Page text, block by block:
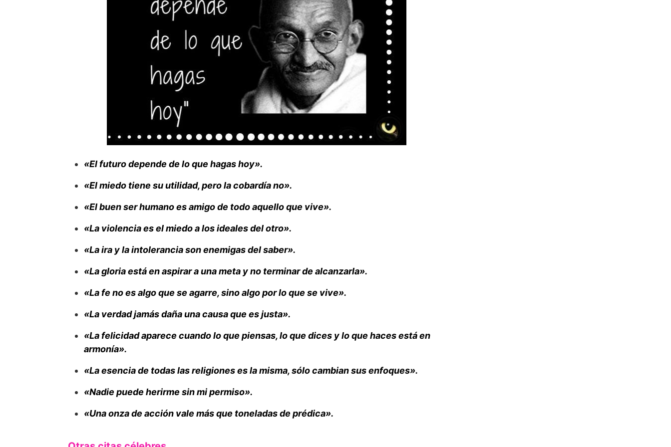
«El futuro depende de lo que hagas hoy».
«El miedo tiene su utilidad, pero la cobardía no».
«El buen ser humano es amigo de todo aquello que vive».
«La violencia es el miedo a los ideales del otro».
«La ira y la intolerancia son enemigas del saber».
«La gloria está en aspirar a una meta y no terminar de alcanzarla».
«La fe no es algo que se agarre, sino algo por lo que se vive».
«La verdad jamás daña una causa que es justa».
«La felicidad aparece cuando lo que piensas, lo que dices y lo que haces está en
armonía».
«La esencia de todas las religiones es la misma, sólo cambian sus enfoques».
«Nadie puede herirme sin mi permiso».
«Una onza de acción vale más que toneladas de prédica».